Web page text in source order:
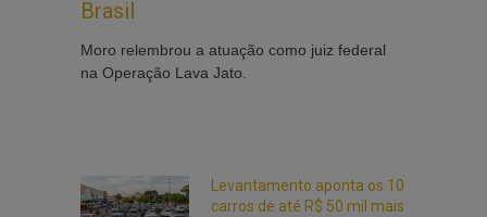
Brasil
Moro relembrou a atuação como juiz federal
na Operação Lava Jato.
Levantamento aponta os 10
carros de até R$ 50 mil mais